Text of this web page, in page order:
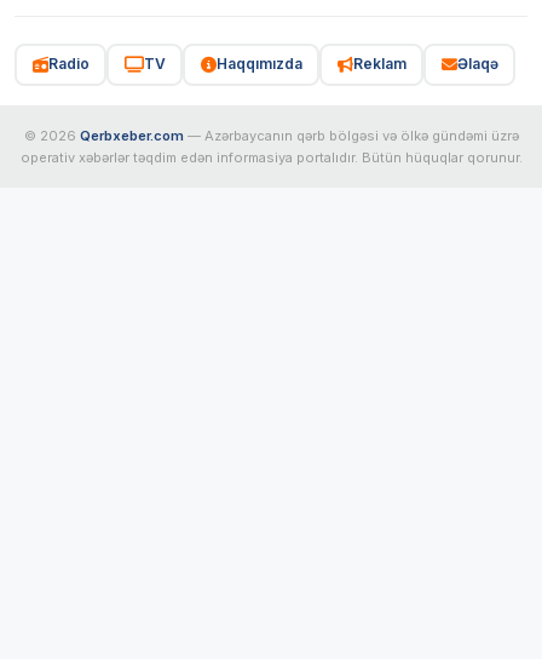
Radio TV Haqqımızda Reklam Əlaqə
© 2026 Qerbxeber.com — Azərbaycanın qərb bölgəsi və ölkə gündəmi üzrə
operativ xəbərlər təqdim edən informasiya portalıdır. Bütün hüquqlar qorunur.